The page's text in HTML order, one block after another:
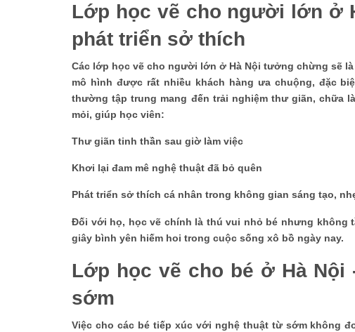
Lớp học vẽ cho người lớn ở
phát triển sở thích
Các lớp học vẽ cho người lớn ở Hà Nội tưởng chừng sẽ
mô hình được rất nhiều khách hàng ưa chuộng, đặc
thường tập trung mang đến trải nghiệm thư giãn, chữa
mỏi, giúp học viên:
Thư giãn tinh thần sau giờ làm việc
Khơi lại đam mê nghệ thuật đã bỏ quên
Phát triển sở thích cá nhân trong không gian sáng tạo,
Đối với họ, học vẽ chính là thú vui nhỏ bé nhưng
giây bình yên hiếm hoi trong cuộc sống xô bồ ngày nay.
Lớp học vẽ cho bé ở Hà
sớm
Việc cho các bé tiếp xúc với nghệ thuật từ sớm không